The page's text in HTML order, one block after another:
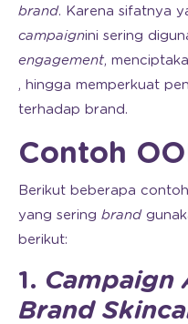
brand. Karena sifatnya
campaignini sering
engagement,
, hingga memperkuat
terhadap brand.
Contoh
Berikut beberapa
yang sering brand
berikut:
1. Campaign
Brand